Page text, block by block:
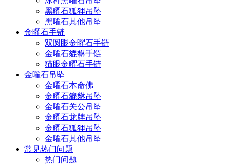
黑曜石狐狸吊坠
黑曜石其他吊坠
金曜石手链
双圆眼金曜石手链
金曜石貔貅手链
猫眼金曜石手链
金曜石吊坠
金曜石本命佛
金曜石貔貅吊坠
金曜石关公吊坠
金曜石龙牌吊坠
金曜石狐狸吊坠
金曜石其他吊坠
常见热门问题
热门问题